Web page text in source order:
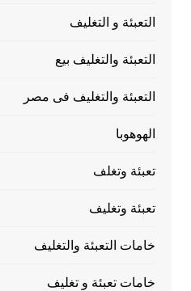
التعبئة و التغليف
التعبئة والتغليف بيع
التعبئة والتغليف فى مصر
الهوهوبا
تعبئة وتغلف
تعبئة وتغليف
خامات التعبئة والتغليف
خامات تعبئة و تغليف